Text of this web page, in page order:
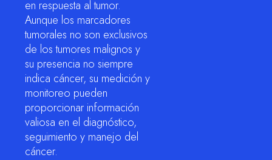
en respuesta al tumor.
Aunque los marcadores
tumorales no son exclusivos
de los tumores malignos y
su presencia no siempre
indica cáncer, su medición y
monitoreo pueden
proporcionar información
valiosa en el diagnóstico,
seguimiento y manejo del
cáncer.